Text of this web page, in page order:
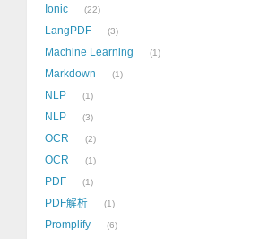
Ionic 22
LangPDF 3
Machine Learning 1
Markdown 1
NLP 1
NLP 3
OCR 2
OCR 1
PDF 1
PDF解析 1
Promplify 6